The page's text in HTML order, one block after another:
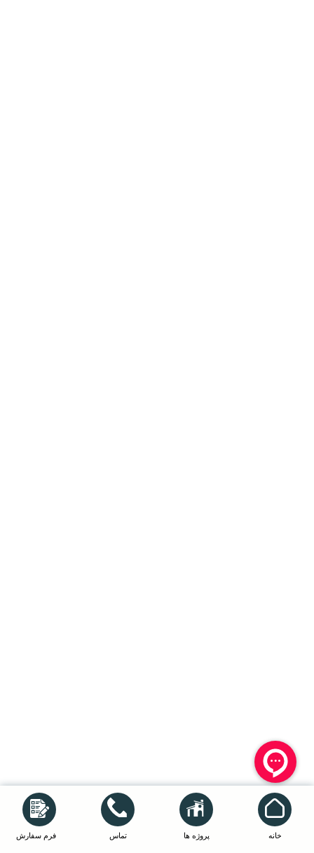
خانه پروژه ها تماس فرم سفارش